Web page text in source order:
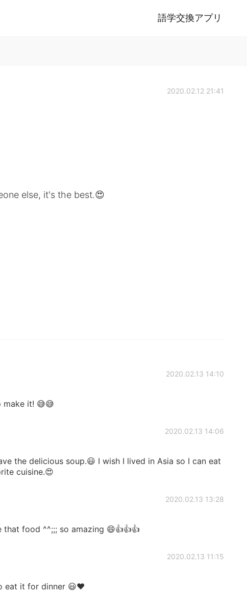
語学交換アプリ
2020.02.12 21:41
else, it's the best.😍
2020.02.13 14:10
it! 😅😅
2020.02.13 14:06
the delicious soup.😃 I wish I lived in Asia so I can eat
cuisine.😍
2020.02.13 13:28
that food ^^;;; so amazing 😄👍👍👍
2020.02.13 11:15
eat it for dinner 😃❤️